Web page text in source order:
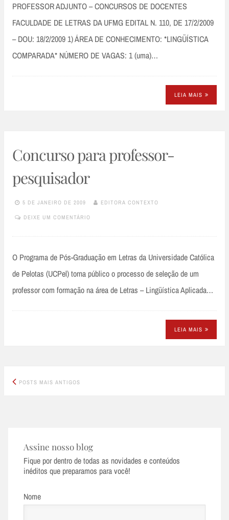
PROFESSOR ADJUNTO – CONCURSOS DE DOCENTES
FACULDADE DE LETRAS DA UFMG EDITAL N. 110, DE 17/2/2009
– DOU: 18/2/2009 1) ÁREA DE CONHECIMENTO: *LINGÜÍSTICA
COMPARADA* NÚMERO DE VAGAS: 1 (uma)…
LEIA MAIS
Concurso para professor-
pesquisador
5 DE JANEIRO DE 2009 EDITORA CONTEXTO
DEIXE UM COMENTÁRIO
O Programa de Pós-Graduação em Letras da Universidade Católica
de Pelotas (UCPel) torna público o processo de seleção de um
professor com formação na área de Letras – Lingüística Aplicada…
LEIA MAIS
Posts
POSTS MAIS ANTIGOS
Assine nosso blog
Fique por dentro de todas as novidades e conteúdos
inéditos que preparamos para você!
Nome